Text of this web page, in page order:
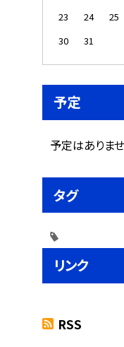
23
24 25
30
31
予定
予定はありま
タグ
リンク
RSS